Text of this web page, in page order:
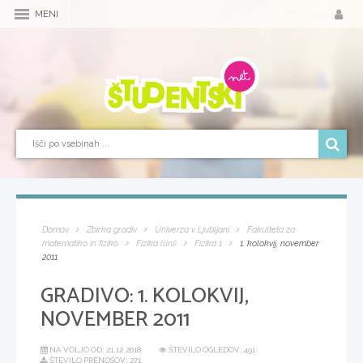
MENI
Domov Zbirka gradiv Univerza v Ljubljani
Fakulteta za
matematiko in fiziko
Fizika (uni) Fizika 1
1. kolokvij, november
2011
GRADIVO:1. KOLOKVIJ,
NOVEMBER 2011
NA VOLJO OD: 21.12.2018
ŠTEVILO OGLEDOV: 491
ŠTEVILO PRENOSOV: 271